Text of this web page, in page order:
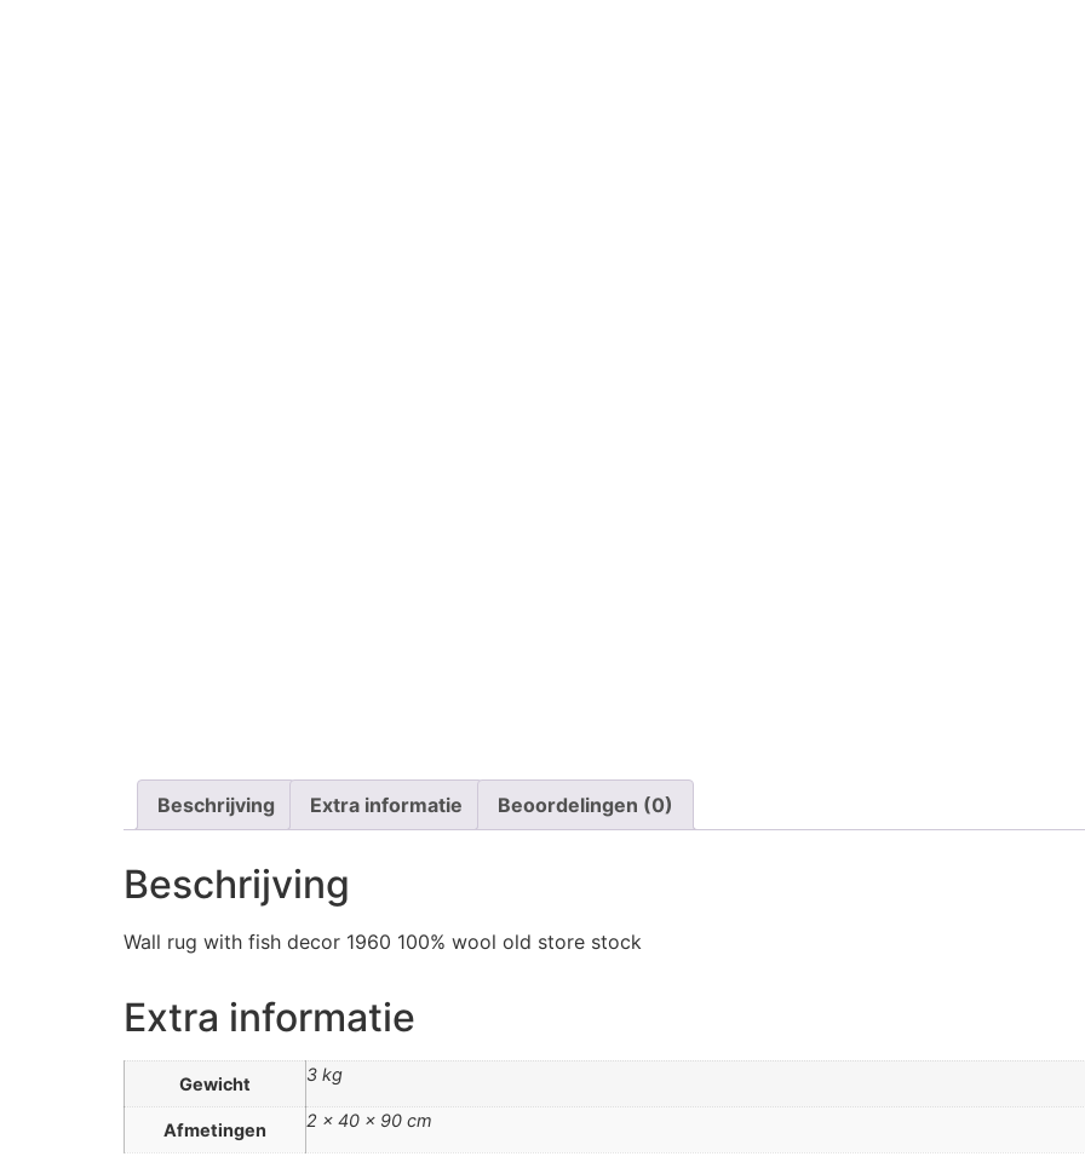
Beschrijving Extra informatie Beoordelingen (0)
Beschrijving
Wall rug with fish decor 1960 100% wool old store stock
Extra informatie
Gewicht 3 kg
Afmetingen 2 × 40 × 90 cm